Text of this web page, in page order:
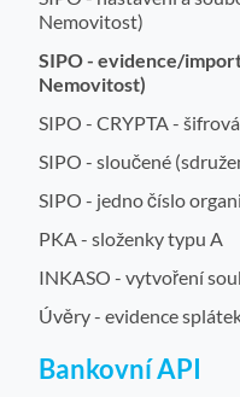
Nemovitost)
SIPO - evidence/
Nemovitost)
SIPO - CRYPTA -
SIPO - sloučené
SIPO - jedno číslo
PKA - složenky typu A
INKASO - vytvoření
Úvěry - evidence
Bankovní API